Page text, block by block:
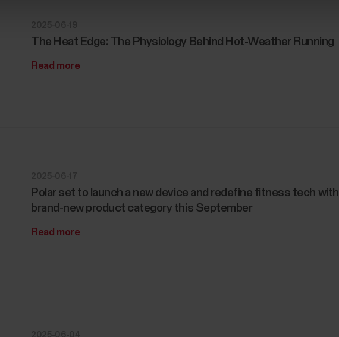
The Heat Edge: The Physiology Behind Hot-Weather Running
Read more
Polar set to launch a new device and redefine fitness tech with
brand-new product category this September
Read more